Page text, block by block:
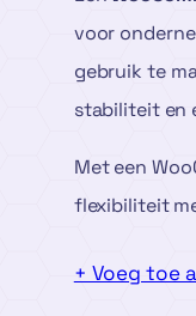
voor
gebruik te
stabiliteit en
Met een
flexibiliteit
+ Voeg toe